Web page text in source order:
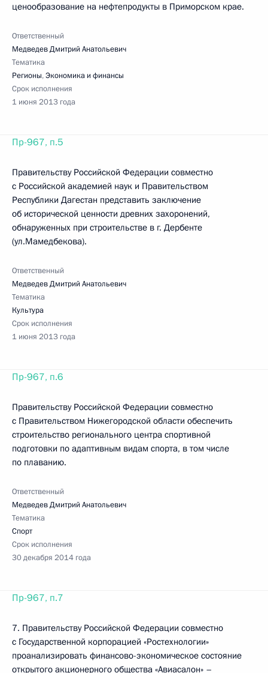
ценообразование на нефтепродукты в Приморском крае.
Ответственный
Медведев Дмитрий Анатольевич
Тематика
Регионы,Экономика и финансы
Срок исполнения
1 июня 2013 года
Пр-967, п.5
Правительству Российской Федерации совместно
с Российской академией наук и Правительством
Республики Дагестан представить заключение
об исторической ценности древних захоронений,
обнаруженных при строительстве в г. Дербенте
(ул.Мамедбекова).
Ответственный
Медведев Дмитрий Анатольевич
Тематика
Культура
Срок исполнения
1 июня 2013 года
Пр-967, п.6
Правительству Российской Федерации совместно
с Правительством Нижегородской области обеспечить
строительство регионального центра спортивной
подготовки по адаптивным видам спорта, в том числе
по плаванию.
Ответственный
Медведев Дмитрий Анатольевич
Тематика
Спорт
Срок исполнения
30 декабря 2014 года
Пр-967, п.7
7. Правительству Российской Федерации совместно
с Государственной корпорацией «Ростехнологии»
проанализировать финансово-экономическое состояние
открытого акционерного общества «Авиасалон» –